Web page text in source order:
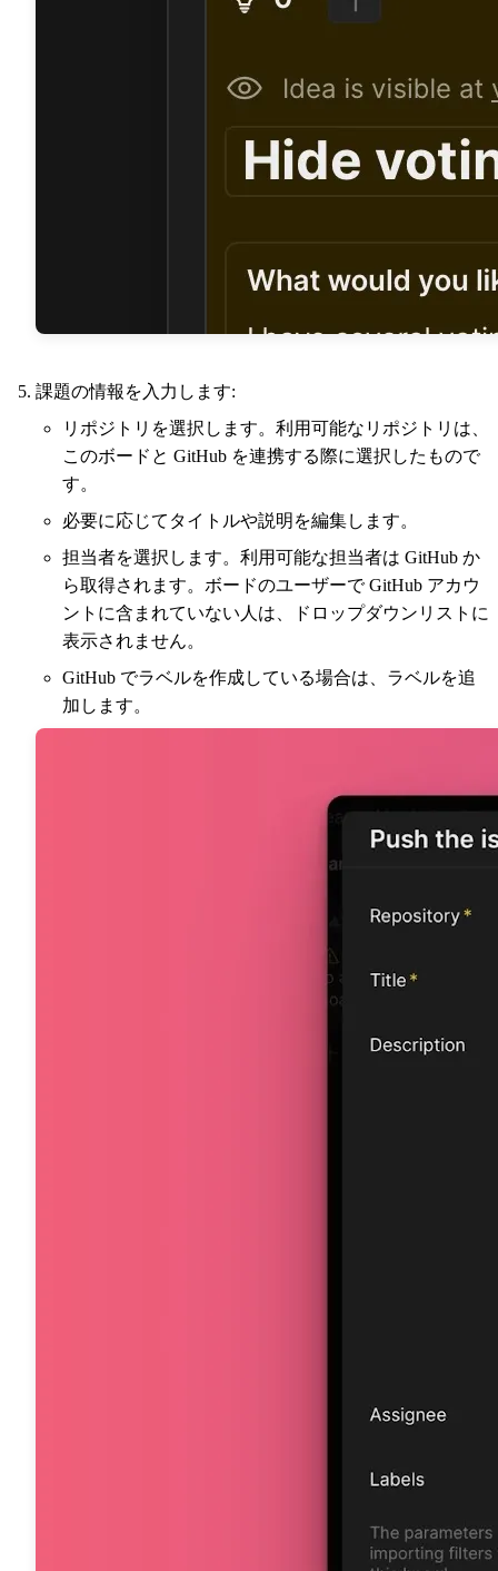
課題の情報を入力します:
リポジトリを選択します。利用可能なリポジトリは、
このボードと GitHub を連携する際に選択したもので
す。
必要に応じてタイトルや説明を編集します。
担当者を選択します。利用可能な担当者は GitHub か
ら取得されます。ボードのユーザーで GitHub アカウ
ントに含まれていない人は、ドロップダウンリストに
表示されません。
GitHub でラベルを作成している場合は、ラベルを追
加します。